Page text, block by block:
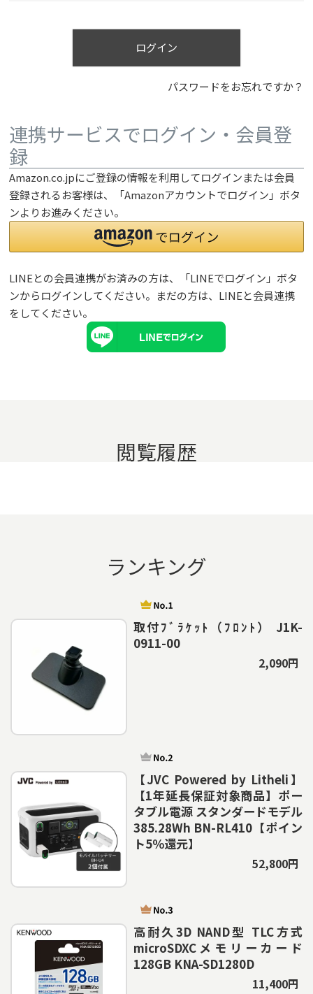
)
ログイン
パスワードをお忘れですか？
連携サービスでログイン・会員登
録
Amazon.co.jpにご登録の情報を利用してログインまたは会員
登録されるお客様は、「Amazonアカウントでログイン」ボタ
ンよりお進みください。
LINEとの会員連携がお済みの方は、「LINEでログイン」ボタ
ンからログインしてください。まだの方は、 LINEと会員連携
をしてください。
閲覧履歴
ランキング
取付ﾌﾞﾗｹｯﾄ（ﾌﾛﾝﾄ） J1K-
0911-00
2,090円
【JVC Powered by Litheli】
【1年延長保証対象商品】ポー
タブル電源 スタンダードモデル
385.28Wh BN-RL410【ポイン
ト5％還元】
52,800円
高耐久3D NAND型 TLC方式
microSDXCメモリーカード
128GB KNA-SD1280D
11,400円